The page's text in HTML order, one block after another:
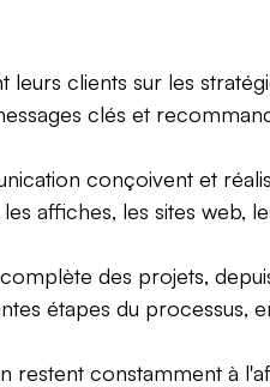
clients sur les
clés et
conçoivent et
affiches, les sites web,
des projets,
étapes du processus,
constamment à